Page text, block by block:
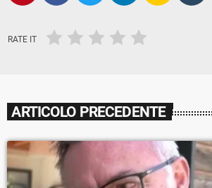
RATE IT
ARTICOLO PRECEDENTE